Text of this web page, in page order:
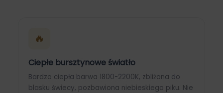
🔥
Ciepłe bursztynowe światło
Bardzo ciepła barwa 1800-2200K, zbliżona do
blasku świecy, pozbawiona niebieskiego piku. Nie